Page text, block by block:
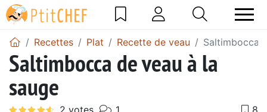
Recettes Plat Recette de veau Saltimbocca
Saltimbocca de veau à la
sauge